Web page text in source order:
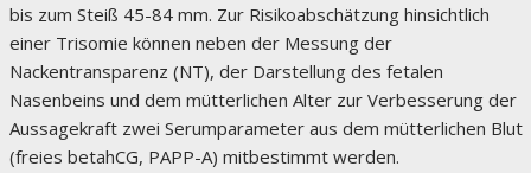
bis zum Steiß 45-84 mm. Zur Risikoabschätzung hinsichtlich
einer Trisomie können neben der Messung der
Nackentransparenz (NT), der Darstellung des fetalen
Nasenbeins und dem mütterlichen Alter zur Verbesserung der
Aussagekraft zwei Serumparameter aus dem mütterlichen Blut
(freies betahCG, PAPP-A) mitbestimmt werden.